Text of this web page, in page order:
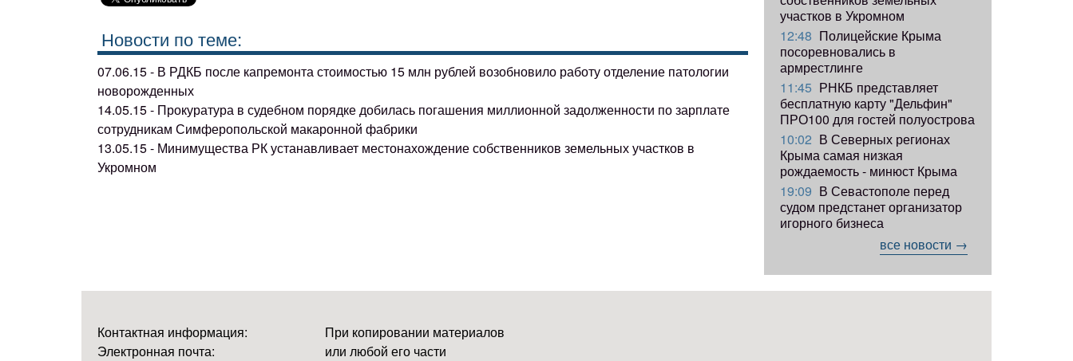
Новости по теме:
07.06.15 - В РДКБ после капремонта стоимостью 15 млн рублей возобновило работу отделение патологии
новорожденных
14.05.15 - Прокуратура в судебном порядке добилась погашения миллионной задолженности по зарплате
сотрудникам Симферопольской макаронной фабрики
13.05.15 - Минимущества РК устанавливает местонахождение собственников земельных участков в
Укромном
участков в Укромном
12:48 Полицейские Крыма
посоревновались в
армрестлинге
11:45 РНКБ представляет
бесплатную карту "Дельфин"
ПРО100 для гостей полуострова
10:02 В Северных регионах
Крыма самая низкая
рождаемость - минюст Крыма
19:09 В Севастополе перед
судом предстанет организатор
игорного бизнеса
все новости →
Контактная информация:
Электронная почта:
При копировании материалов
или любой его части